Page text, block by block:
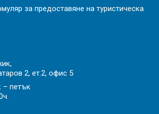
за предоставяне на туристическа
2, ет.2, офис 5
– петък